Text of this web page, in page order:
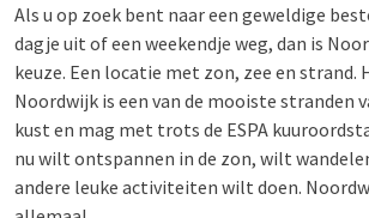
Als u op zoek bent naar een geweldige
dagje uit of een weekendje weg, dan is
keuze. Een locatie met zon, zee en strand.
Noordwijk is een van de mooiste stranden
kust en mag met trots de ESPA
nu wilt ontspannen in de zon, wilt
andere leuke activiteiten wilt doen.